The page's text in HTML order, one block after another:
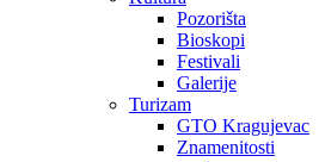
Pozorišta
Bioskopi
Festivali
Galerije
Turizam
GTO Kragujevac
Znamenitosti